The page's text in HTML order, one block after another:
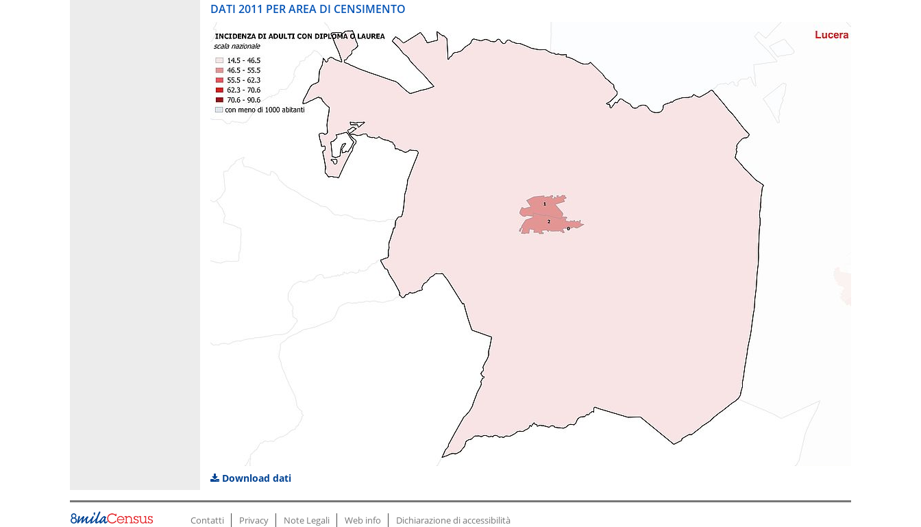
DATI 2011 PER AREA DI CENSIMENTO
Download dati
Contatti Privacy Note Legali Web info Dichiarazione di accessibilità